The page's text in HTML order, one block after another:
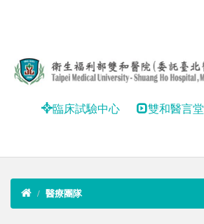
臨床試驗中心 雙和醫言堂
醫療團隊